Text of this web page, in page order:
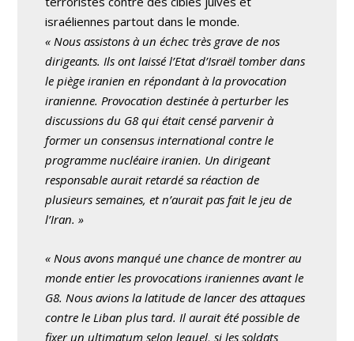
israéliennes partout dans le monde.
« Nous assistons à un échec très grave de nos
dirigeants. Ils ont laissé l’Etat d’Israël tomber dans
le piège iranien en répondant à la provocation
iranienne. Provocation destinée à perturber les
discussions du G8 qui était censé parvenir à
former un consensus international contre le
programme nucléaire iranien. Un dirigeant
responsable aurait retardé sa réaction de
plusieurs semaines, et n’aurait pas fait le jeu de
l’Iran. »
« Nous avons manqué une chance de montrer au
monde entier les provocations iraniennes avant le
G8. Nous avions la latitude de lancer des attaques
contre le Liban plus tard. Il aurait été possible de
fixer un ultimatum selon lequel, si les soldats